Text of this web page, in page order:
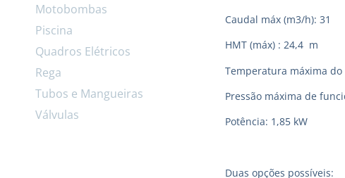
Motobombas
Piscina
Quadros Elétricos
Rega
Tubos e Mangueiras
Válvulas
Caudal máx (m3/h): 31
HMT (máx) : 24,4 m
Temperatura máxima do
Pressão máxima de
Potência: 1,85 kW
Duas opções possíveis: